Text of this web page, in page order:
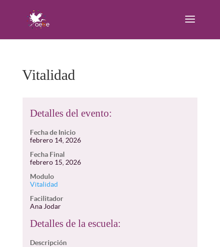
Vitalidad
Detalles del evento:
Fecha de Inicio
febrero 14, 2026
Fecha Final
febrero 15, 2026
Modulo
Vitalidad
Facilitador
Ana Jodar
Detalles de la escuela:
Descripción